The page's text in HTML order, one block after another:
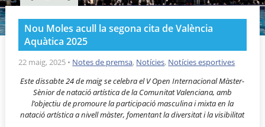
València en esport
Portal de Transparència
Reserves
Nou Moles acull la segona cita de València
Aquàtica 2025
22 maig, 2025 • Notes de premsa, Notícies, Notícies esportives
Este dissabte 24 de maig se celebra el V Open Internacional Màster-
Sènior de natació artística de la Comunitat Valenciana, amb
l’objectiu de promoure la participació masculina i mixta en la
natació artística a nivell màster, fomentant la diversitat i la visibilitat